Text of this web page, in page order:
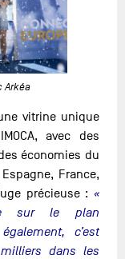
Arkéa
vitrine unique
avec des
économies du
France,
précieuse : «
sur le plan
c’est
dans les